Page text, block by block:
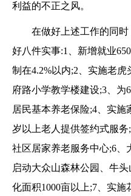
利益的不正之风。
在做好上述工作的同
好八件实事:1、新增就业
制在4.2%以内;2、实施老
府路小学教学楼建设;3、为
居民基本养老保险;4、实施
岁以上老人提供签约式服
社区居家养老服务中心;6、
启动大众山森林公园、牛
化面积1000亩以上;7、实施